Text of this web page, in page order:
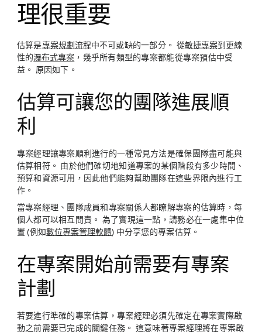
理很重要
估算是專案規劃流程中不可或缺的一部分。 從敏捷專案到更線
性的瀑布式專案 ，幾乎所有類型的專案都能從專案預估中受
益。 原因如下。
估算可讓您的團隊進展順
利
專案經理讓專案順利進行的一種常見方法是確保團隊盡可能與
估算相符。 由於他們確切地知道專案的某個階段有多少時間、
預算和資源可用，因此他們能夠幫助團隊在這些界限內進行工
作。
當專案經理、團隊成員和專案關係人都瞭解專案的估算時，每
個人都可以相互問責。 為了實現這一點，請務必在一處集中位
置 (例如數位專案管理軟體) 中分享您的專案估算。
在專案開始前需要有專案
計劃
若要進行準確的專案估算，專案經理必須先確定在專案實際啟
動之前需要已完成的關鍵任務。 這意味著專案經理將在專案啟